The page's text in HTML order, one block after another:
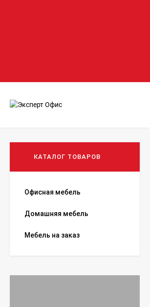
КАТАЛОГ ТОВАРОВ
Офисная мебель
Домашняя мебель
Мебель на заказ